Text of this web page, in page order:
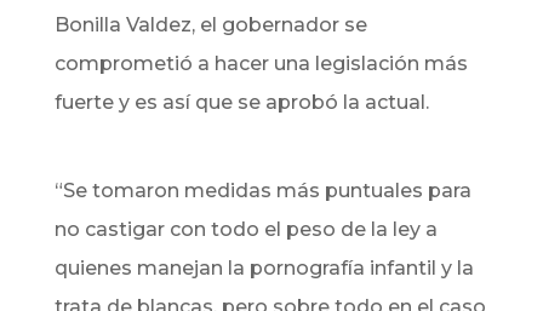
Bonilla Valdez, el gobernador se
comprometió a hacer una legislación más
fuerte y es así que se aprobó la actual.
“Se tomaron medidas más puntuales para
no castigar con todo el peso de la ley a
quienes manejan la pornografía infantil y la